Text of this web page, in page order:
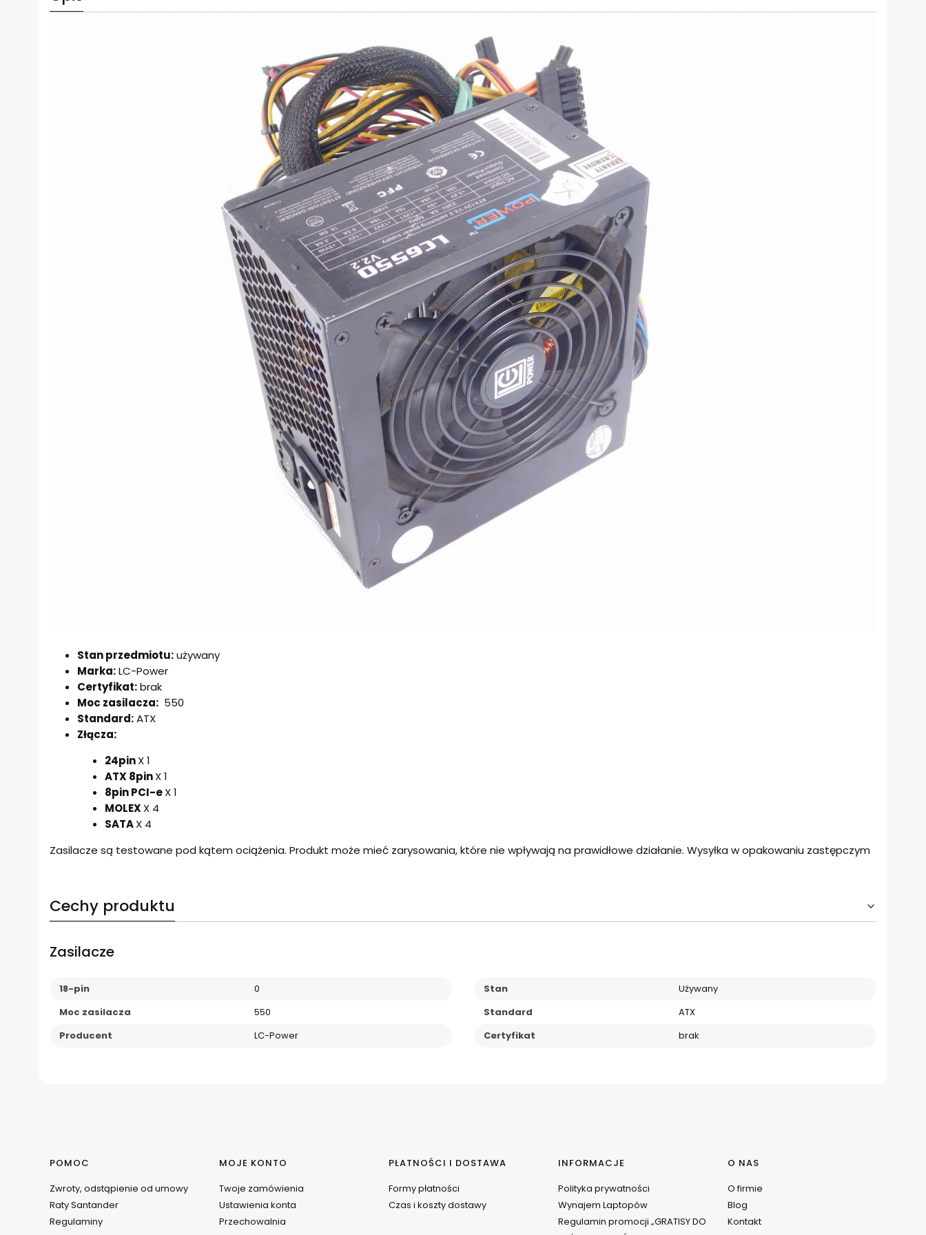
Stan przedmiotu:używany
Marka:LC-Power
Certyfikat:brak
Moc zasilacza: 550
Standard:ATX
Złącza:
24pinX 1
ATX 8pinX 1
8pin PCI-eX 1
MOLEXX 4
SATAX 4
Zasilacze są testowane pod kątem ociążenia. Produkt może mieć zarysowania, które nie wpływają na prawidłowe działanie. Wysyłka w opakowaniu zastępczym
Cechy produktu
Zasilacze
18-pin 0 Stan
Używany
Moc zasilacza
550 Standard
ATX
Producent
LC-Power Certyfikat brak
Linki w stopce
POMOC
Zwroty, odstąpienie od umowy
Raty Santander
Regulaminy
MOJE KONTO
Twoje zamówienia
Ustawienia konta
Przechowalnia
PŁATNOŚCI I DOSTAWA
Formy płatności
Czas i koszty dostawy
INFORMACJE
Polityka prywatności
Wynajem Laptopów
Regulamin promocji „GRATISY DO
O NAS
O firmie
Blog
Kontakt